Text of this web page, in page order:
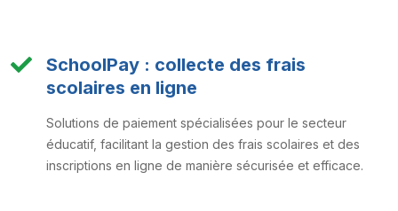
SchoolPay : collecte des frais
scolaires en ligne
Solutions de paiement spécialisées pour le secteur
éducatif, facilitant la gestion des frais scolaires et des
inscriptions en ligne de manière sécurisée et efficace.